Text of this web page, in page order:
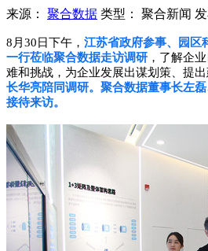
来源： 聚合数据 类型： 聚合新闻
8月30日下午， 江苏省政府参事、园区
一行莅临聚合数据走访调研 ，了解企
难和挑战，为企业发展出谋划策、提出
长华亮陪同调研。 聚合数据董事长左
接待来访。